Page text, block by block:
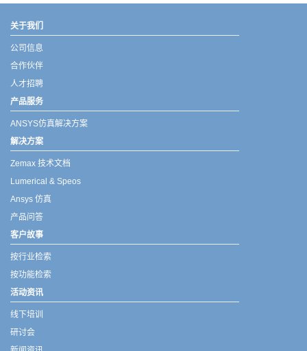
关于我们
公司信息
合作伙伴
人才招聘
产品服务
ANSYS仿真解决方案
解决方案
Zemax 技术文档
Lumerical & Speos
Ansys 仿真
产品问答
客户故事
按行业检索
按功能检索
活动资讯
线下培训
研讨会